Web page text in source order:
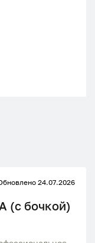
24.07.2026
бочкой)